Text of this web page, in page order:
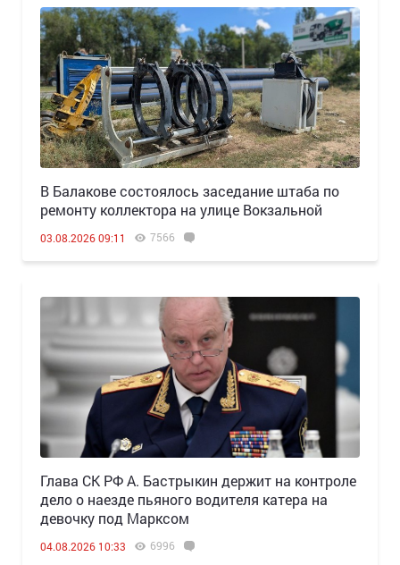
В Балакове состоялось заседание штаба по
ремонту коллектора на улице Вокзальной
03.08.2026 09:11 7566
Глава СК РФ А. Бастрыкин держит на контроле
дело о наезде пьяного водителя катера на
девочку под Марксом
04.08.2026 10:33 6996